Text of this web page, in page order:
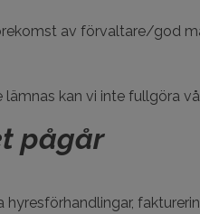
av förvaltare/god
kan vi inte fullgöra
pågår
hyresförhandlingar,